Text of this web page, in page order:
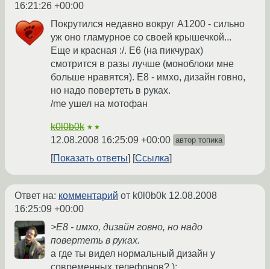
16:21:26 +00:00
Покрутился недавно вокруг А1200 - сильно
уж оно гламурное со своей крышечкой...
Еще и красная :/. E6 (на пикчурах)
смотрится в разы лучше (моноблоки мне
больше нравятся). Е8 - имхо, дизайн говно,
но надо повертеть в руках.
/me ушел на мотофан
k0l0b0k ★★
12.08.2008 16:25:09 +00:00 автор топика
Показать ответы Ссылка
Ответ на: комментарий от k0l0b0k 12.08.2008
16:25:09 +00:00
>Е8 - имхо, дизайн говно, но надо
повертеть в руках.
а где ты видел нормальный дизайн у